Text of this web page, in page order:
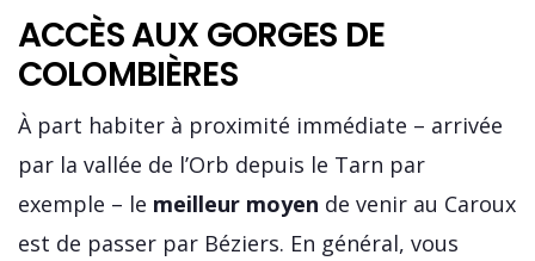
ACCÈS AUX GORGES DE
COLOMBIÈRES
À part habiter à proximité immédiate – arrivée
par la vallée de l’Orb depuis le Tarn par
exemple – le meilleur moyen de venir au Caroux
est de passer par Béziers. En général, vous